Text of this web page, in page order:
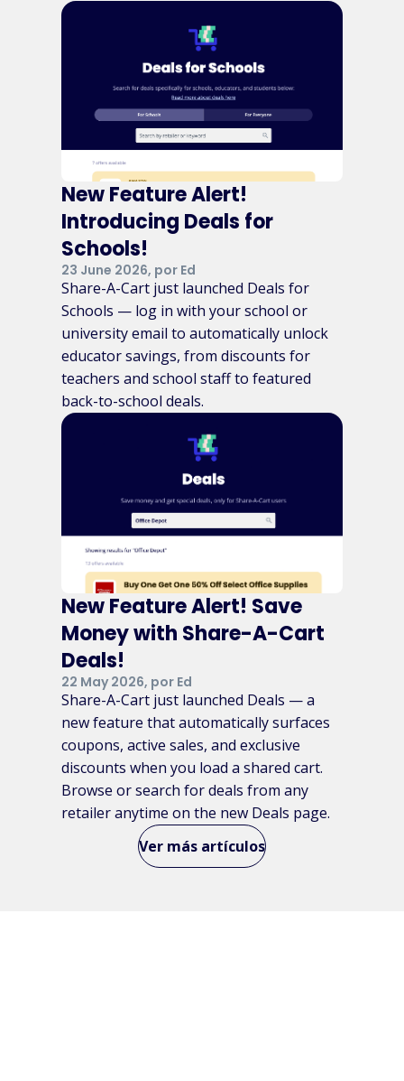
New Feature Alert!
Introducing Deals for
Schools!
23 June 2026, por Ed
Share-A-Cart just launched Deals for
Schools — log in with your school or
university email to automatically unlock
educator savings, from discounts for
teachers and school staff to featured
back-to-school deals.
New Feature Alert! Save
Money with Share-A-Cart
Deals!
22 May 2026, por Ed
Share-A-Cart just launched Deals — a
new feature that automatically surfaces
coupons, active sales, and exclusive
discounts when you load a shared cart.
Browse or search for deals from any
retailer anytime on the new Deals page.
Ver más artículos